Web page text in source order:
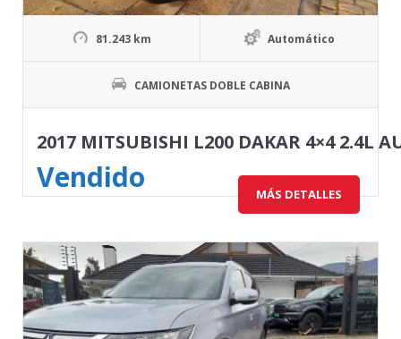
81.243 km Automático
CAMIONETAS DOBLE CABINA
2017 MITSUBISHI L200 DAKAR 4×4 2.4L
Vendido MÁS DETALLES